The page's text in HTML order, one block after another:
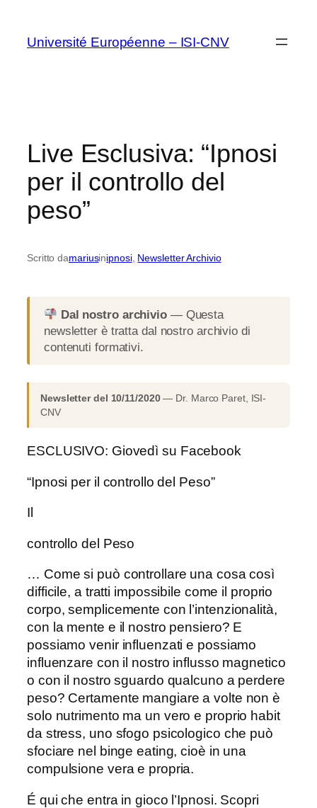
contenuto
Université Européenne – ISI-CNV
Live Esclusiva: “Ipnosi
per il controllo del
peso”
Scritto damariusinipnosi, Newsletter Archivio
Dal nostro archivio— Questa
newsletter è tratta dal nostro archivio di
contenuti formativi.
Newsletter del 10/11/2020— Dr. Marco Paret, ISI-
CNV
ESCLUSIVO: Giovedì su Facebook
“Ipnosi per il controllo del Peso”
Il
controllo del Peso
… Come si può controllare una cosa così
difficile, a tratti impossibile come il proprio
corpo, semplicemente con l’intenzionalità,
con la mente e il nostro pensiero? E
possiamo venir influenzati e possiamo
influenzare con il nostro influsso magnetico
o con il nostro sguardo qualcuno a perdere
peso? Certamente mangiare a volte non è
solo nutrimento ma un vero e proprio habit
da stress, uno sfogo psicologico che può
sfociare nel binge eating, cioè in una
compulsione vera e propria.
É qui che entra in gioco l’Ipnosi. Scopri